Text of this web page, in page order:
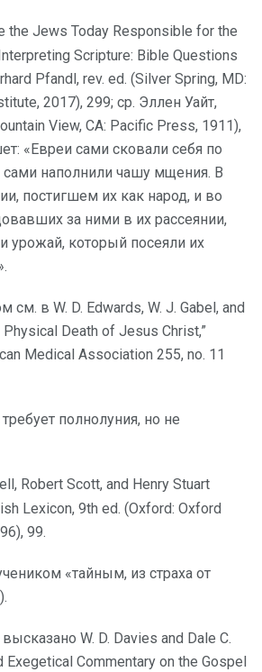
the Jews Today Responsible for the
Scripture: Bible Questions
Pfandl, rev. ed. (Silver Spring, MD:
2017), 299; ср. Эллен Уайт,
View, CA: Pacific Press, 1911),
«Евреи сами сковали себя по
сами наполнили чашу мщения. В
постигшем их как народ, и во
за ними в их рассеянии,
урожай, который посеяли их
см. в W. D. Edwards, W. J. Gabel, and
Physical Death of Jesus Christ,”
Medical Association 255, no. 11
полнолуния, но не
Robert Scott, and Henry Stuart
Lexicon, 9th ed. (Oxford: Oxford
99.
«тайным, из страха от
W. D. Davies and Dale C.
Exegetical Commentary on the Gospel